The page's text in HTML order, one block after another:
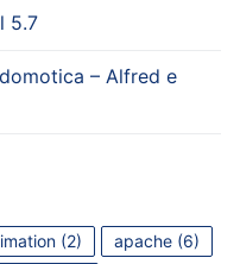
5.7
– Alfred e
(2) apache (6)